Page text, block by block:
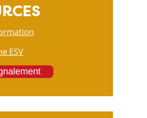
ESV